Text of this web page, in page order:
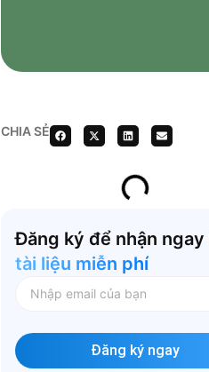
CHIA SẺ
Đăng ký để nhận ngay
tài liệu miễn phí
Đăng ký ngay